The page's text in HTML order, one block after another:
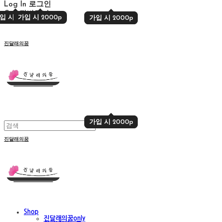
Log In
시 2000p
로그인
가입 시 2000p 가입 시 2000p
가입 시 2000p
Cart장바구니
진달래의꿈
가입 시 2000p
가입 시 2000p
진달래의꿈
Shop
진달래의꿈only